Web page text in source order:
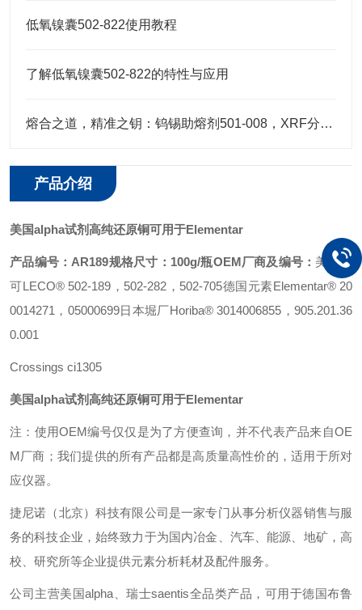
低氧镍囊502-822使用教程
了解低氧镍囊502-822的特性与应用
熔合之道，精准之钥：钨锡助熔剂501-008，XRF分析的伴侣
产品介绍
美国alpha试剂高纯还原铜可用于Elementar
产品编号：AR189规格尺寸：100g/瓶OEM厂商及编号： 美国力
可LECO® 502-189，502-282，502-705德国元素Elementar® 20
0014271，05000699日本堀厂Horiba® 3014006855，905.201.36
0.001
Crossings ci1305
美国alpha试剂高纯还原铜可用于Elementar
注：使用OEM编号仅仅是为了方便查询，并不代表产品来自OE
M厂商；我们提供的所有产品都是高质量高性价的，适用于所对
应仪器。
捷尼诺（北京）科技有限公司是一家专门从事分析仪器销售与服
务的科技企业，始终致力于为国内冶金、汽车、能源、地矿，高
校、研究所等企业提供元素分析耗材及配件服务。
公司主营美国alpha、瑞士saentis全品类产品，可用于德国布鲁